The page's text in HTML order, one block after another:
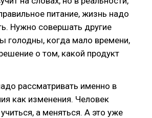
питание, жизнь надо
Нужно совершать другие
голодны, когда мало времени,
о том, какой продукт
рассматривать именно в
как изменения. Человек
а меняться. А это уже